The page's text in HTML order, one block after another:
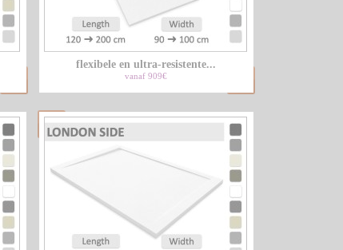
flexibele en ultra-resistente...
vanaf 909€